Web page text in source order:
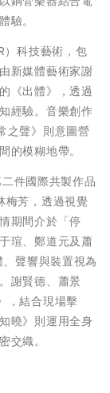
驗。
）科技藝術，包
新媒體藝術家謝
《出體》，透過
經驗。音樂創作
之聲》則意圖營
的模糊地帶。
件國際共製作品
梅芳，透過視覺
期間介於「停
瑄、鄭道元及蕭
聲響與裝置視為
謝賢德、蕭景
，結合現場擊
曉》則運用全身
交織。